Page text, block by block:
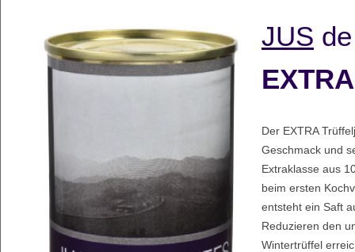
JUS
Der EXTRA
Geschmack und
Extraklasse aus
beim ersten
entsteht ein Saft
Reduzieren den
Wintertrüffel